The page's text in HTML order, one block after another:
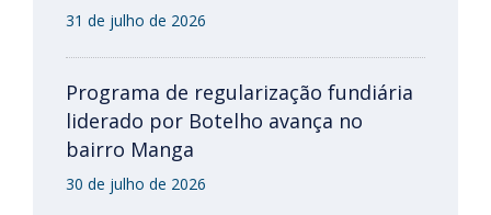
31 de julho de 2026
Programa de regularização fundiária
liderado por Botelho avança no
bairro Manga
30 de julho de 2026